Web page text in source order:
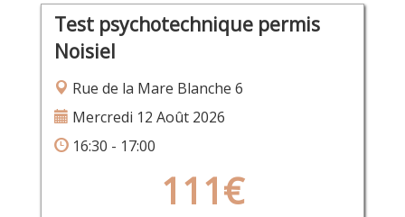
Test psychotechnique permis
Noisiel
Rue de la Mare Blanche 6
Mercredi 12 Août 2026
16:30 - 17:00
111€